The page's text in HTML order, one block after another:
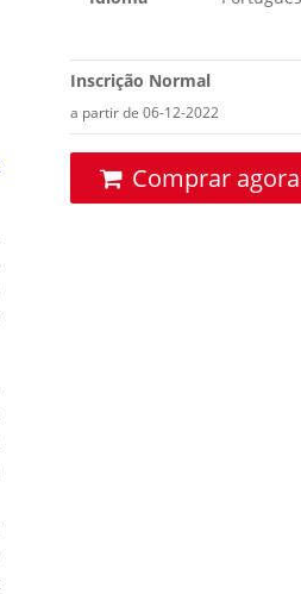
Inscrição Normal
a partir de 06-12-2022
Comprar agora